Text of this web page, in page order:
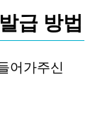
급 방법
어가주신